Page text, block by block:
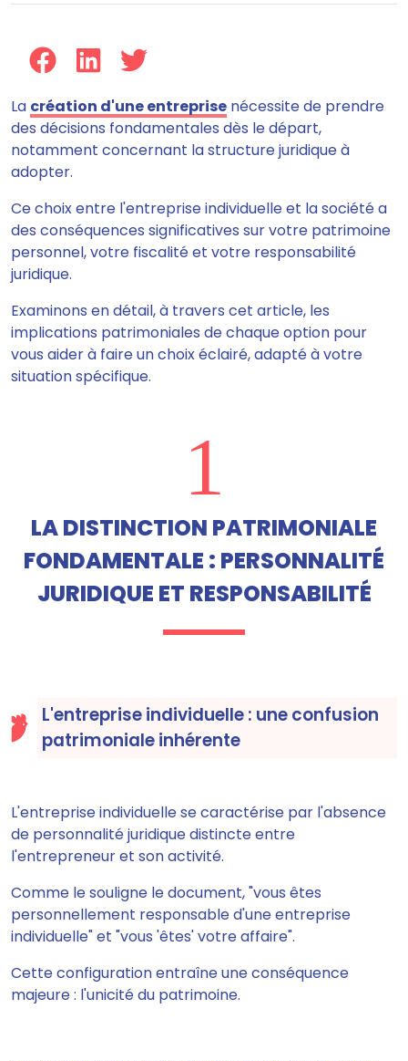
La création d'une entreprise nécessite de prendre
des décisions fondamentales dès le départ,
notamment concernant la structure juridique à
adopter.
Ce choix entre l'entreprise individuelle et la société a
des conséquences significatives sur votre patrimoine
personnel, votre fiscalité et votre responsabilité
juridique.
Examinons en détail, à travers cet article, les
implications patrimoniales de chaque option pour
vous aider à faire un choix éclairé, adapté à votre
situation spécifique.
1
LA DISTINCTION PATRIMONIALE
FONDAMENTALE : PERSONNALITÉ
JURIDIQUE ET RESPONSABILITÉ
L'entreprise individuelle : une confusion
patrimoniale inhérente
L'entreprise individuelle se caractérise par l'absence
de personnalité juridique distincte entre
l'entrepreneur et son activité.
Comme le souligne le document, "vous êtes
personnellement responsable d'une entreprise
individuelle" et "vous 'êtes' votre affaire".
Cette configuration entraîne une conséquence
majeure : l'unicité du patrimoine.